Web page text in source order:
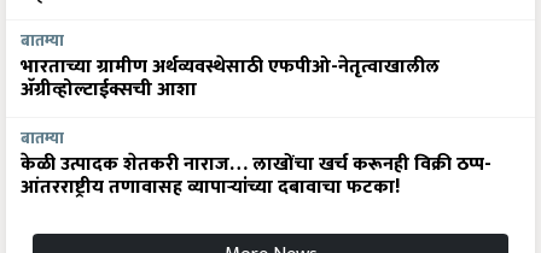
भारताच्या ग्रामीण अर्थव्यवस्थेसाठी एफपीओ-नेतृत्वाखालील
अ‍ॅग्रीव्होल्टाईक्सची आशा
केळी उत्पादक शेतकरी नाराज… लाखोंचा खर्च करूनही विक्री ठप्प-
आंतरराष्ट्रीय तणावासह व्यापाऱ्यांच्या दबावाचा फटका!
More News